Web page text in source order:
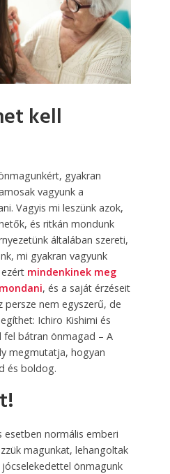
kell
gyakran
vagyunk a
Vagyis mi leszünk azok,
és ritkán mondunk
általában szereti,
mi gyakran vagyunk
mindenkinek meg
, és a saját érzéseit
persze nem egyszerű, de
Ichiro Kishimi és
fel bátran önmagad – A
megmutatja, hogyan
és boldog.
esetben normális emberi
magunkat, lehangoltak
önmagunk